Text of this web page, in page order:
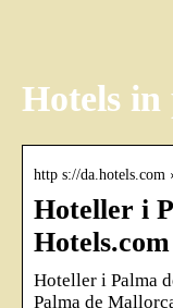
Hotels in
http s://da.hotels.com
Hoteller i
Hotels.com
Hoteller i Palma
Palma de